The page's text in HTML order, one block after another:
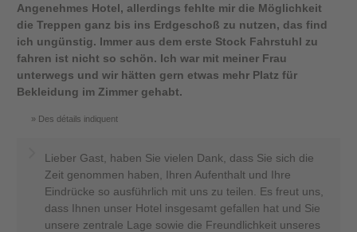
Angenehmes Hotel, allerdings fehlte mir die Möglichkeit
die Treppen ganz bis ins Erdgeschoß zu nutzen, das find
ich ungünstig. Immer aus dem erste Stock Fahrstuhl zu
fahren ist nicht so schön. Ich war mit meiner Frau
unterwegs und wir hätten gern etwas mehr Platz für
Bekleidung im Zimmer gehabt.
Des détails indiquent
Lieber Gast, haben Sie vielen Dank, dass Sie sich die
Zeit genommen haben, Ihren Aufenthalt und Ihre
Eindrücke so ausführlich mit uns zu teilen. Es freut uns,
dass Ihnen unser Hotel insgesamt gefallen hat und Sie
unsere zentrale Lage sowie die Freundlichkeit unseres